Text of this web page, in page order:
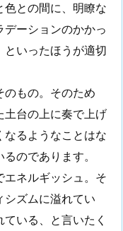
色との間に、明瞭な
ーションのかかっ
といったほうが適切
のもの。そのため
土台の上に奏で上げ
なるようなことはな
のであります。
エネルギッシュ。そ
シズムに溢れてい
いる、と言いたく